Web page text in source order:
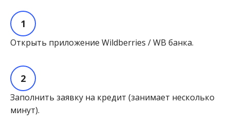
Открыть приложение Wildberries / WB банка.
Заполнить заявку на кредит (занимает несколько
минут).